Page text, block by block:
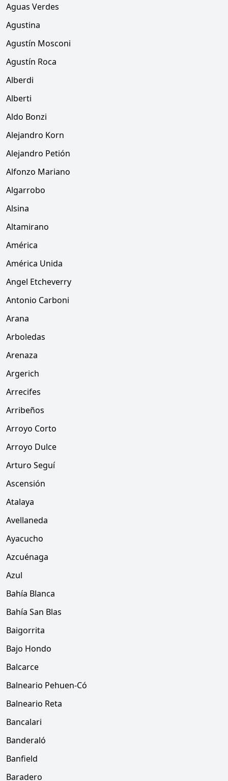
Aguas Verdes
Agustina
Agustín Mosconi
Agustín Roca
Alberdi
Alberti
Aldo Bonzi
Alejandro Korn
Alejandro Petión
Alfonzo Mariano
Algarrobo
Alsina
Altamirano
América
América Unida
Angel Etcheverry
Antonio Carboni
Arana
Arboledas
Arenaza
Argerich
Arrecifes
Arribeños
Arroyo Corto
Arroyo Dulce
Arturo Seguí
Ascensión
Atalaya
Avellaneda
Ayacucho
Azcuénaga
Azul
Bahía Blanca
Bahía San Blas
Baigorrita
Bajo Hondo
Balcarce
Balneario Pehuen-Có
Balneario Reta
Bancalari
Banderaló
Banfield
Baradero